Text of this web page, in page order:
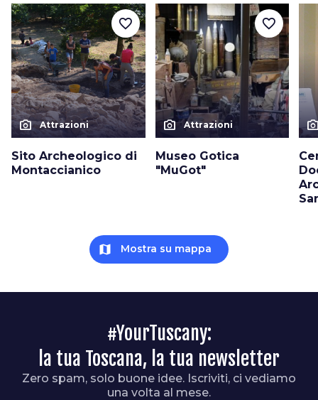
photo_camera Attrazioni
Sito Archeologico di
Montaccianico
favorite_border
photo_camera Attrazioni
Museo Gotica
"MuGot"
favorite_border
map Mostra su mappa
#YourTuscany:
la tua Toscana, la tua newsletter
Zero spam, solo buone idee. Iscriviti, ci vediamo
una volta al mese.